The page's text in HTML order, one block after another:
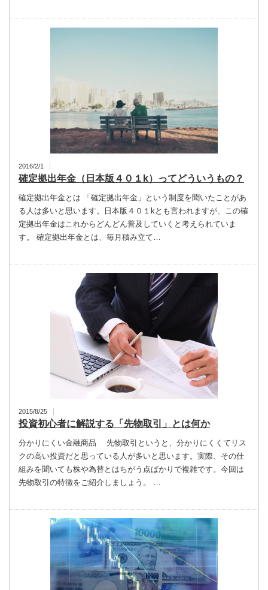
2016/2/1
確定拠出年金（日本版４０１k）ってどういうもの？
確定拠出年金とは 「確定拠出年金」という制度を聞いたことがあ
る人は多いと思います。日本版４０１kとも言われますが、この確
定拠出年金はこれからどんどん普及していくと考えられていま
す。 確定拠出年金とは、毎月積み立て…
2015/8/25
投資初心者に解説する「先物取引」とは何か
分かりにくい金融商品 先物取引というと、分かりにくくてリス
クの高い投資だと思っている人が多いと思います。実際、その仕
組みを聞いても株や為替とはちがう点ばかりで複雑です。今回は
先物取引の特徴をご紹介しましょう。 …